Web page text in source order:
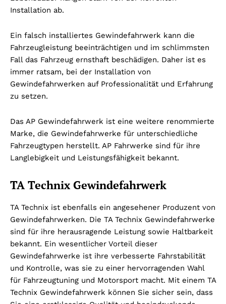
Installation ab.
Ein falsch installiertes Gewindefahrwerk kann die
Fahrzeugleistung beeinträchtigen und im schlimmsten
Fall das Fahrzeug ernsthaft beschädigen. Daher ist es
immer ratsam, bei der Installation von
Gewindefahrwerken auf Professionalität und Erfahrung
zu setzen.
Das AP Gewindefahrwerk ist eine weitere renommierte
Marke, die Gewindefahrwerke für unterschiedliche
Fahrzeugtypen herstellt. AP Fahrwerke sind für ihre
Langlebigkeit und Leistungsfähigkeit bekannt.
TA Technix Gewindefahrwerk
TA Technix ist ebenfalls ein angesehener Produzent von
Gewindefahrwerken. Die TA Technix Gewindefahrwerke
sind für ihre herausragende Leistung sowie Haltbarkeit
bekannt. Ein wesentlicher Vorteil dieser
Gewindefahrwerke ist ihre verbesserte Fahrstabilität
und Kontrolle, was sie zu einer hervorragenden Wahl
für Fahrzeugtuning und Motorsport macht. Mit einem TA
Technix Gewindefahrwerk können Sie sicher sein, dass